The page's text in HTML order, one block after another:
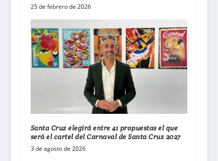
25 de febrero de 2026
Santa Cruz elegirá entre 41 propuestas el que
será el cartel del Carnaval de Santa Cruz 2027
3 de agosto de 2026